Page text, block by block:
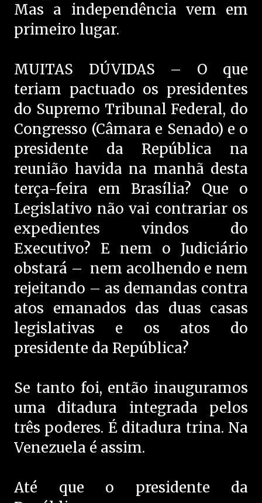
Mas a independência vem em
primeiro lugar.
MUITAS DÚVIDAS – O que
teriam pactuado os presidentes
do Supremo Tribunal Federal, do
Congresso (Câmara e Senado) e o
presidente da República na
reunião havida na manhã desta
terça-feira em Brasília? Que o
Legislativo não vai contrariar os
expedientes vindos do
Executivo? E nem o Judiciário
obstará – nem acolhendo e nem
rejeitando – as demandas contra
atos emanados das duas casas
legislativas e os atos do
presidente da República?
Se tanto foi, então inauguramos
uma ditadura integrada pelos
três poderes. É ditadura trina. Na
Venezuela é assim.
Até que o presidente da